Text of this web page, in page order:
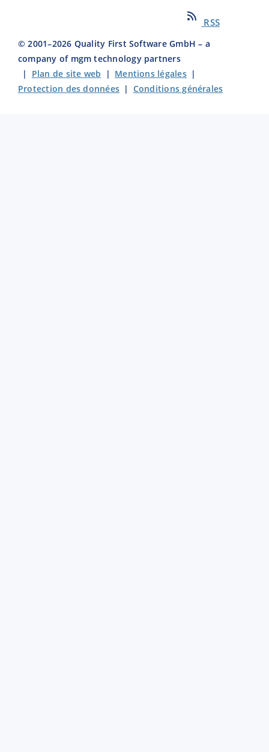
RSS
© 2001–2026 Quality First Software GmbH – a
company of mgm technology partners
| Plan de site web | Mentions légales|
Protection des données | Conditions générales